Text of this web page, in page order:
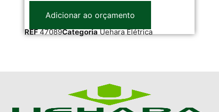
Adicionar ao orçamento
REF47089Categoria Uehara Elétrica